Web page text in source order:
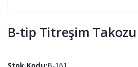
B-tip Titreşim Takozu
Reglaj
Kaplin